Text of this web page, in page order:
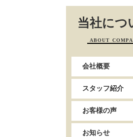
当社につ
ABOUT
会社概要
スタッフ紹介
お客様の声
お知らせ